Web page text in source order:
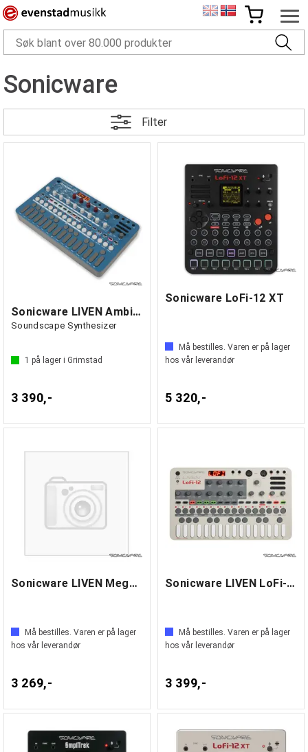
Sonicware
Filter
Sonicware LIVEN Ambient Ø
Soundscape Synthesizer
1 på lager i Grimstad
3 390,-
Sonicware LoFi-12 XT
Må bestilles. Varen er på lager
hos vår leverandør
5 320,-
Sonicware LIVEN Mega Synthesis
Må bestilles. Varen er på lager
hos vår leverandør
3 269,-
Sonicware LIVEN LoFi-12
Må bestilles. Varen er på lager
hos vår leverandør
3 399,-